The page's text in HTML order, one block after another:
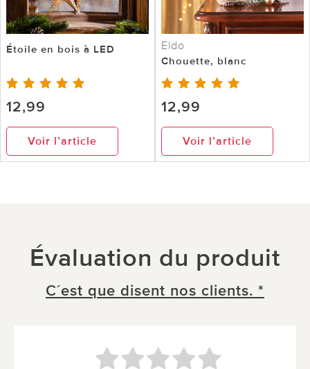
Étoile en bois à LED
12,99
Voir l’article
Eldo
Chouette, blanc
12,99
Voir l’article
Évaluation du produit
C´est que disent nos clients. *